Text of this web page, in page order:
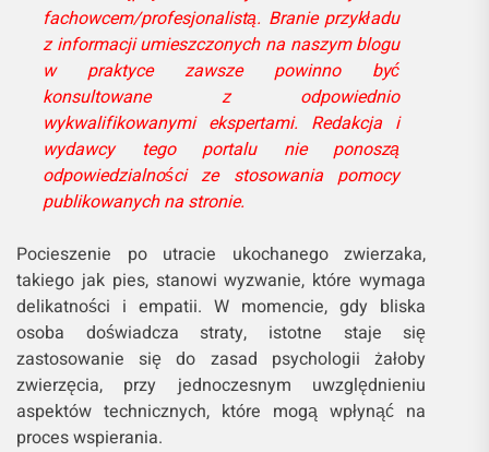
fachowcem/profesjonalistą. Branie przykładu
z informacji umieszczonych na naszym blogu
w praktyce zawsze powinno być
konsultowane z odpowiednio
wykwalifikowanymi ekspertami. Redakcja i
wydawcy tego portalu nie ponoszą
odpowiedzialności ze stosowania pomocy
publikowanych na stronie.
Pocieszenie po utracie ukochanego zwierzaka,
takiego jak pies, stanowi wyzwanie, które wymaga
delikatności i empatii. W momencie, gdy bliska
osoba doświadcza straty, istotne staje się
zastosowanie się do zasad psychologii żałoby
zwierzęcia, przy jednoczesnym uwzględnieniu
aspektów technicznych, które mogą wpłynąć na
proces wspierania.